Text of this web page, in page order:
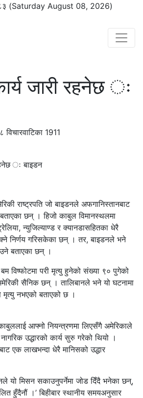
(Saturday August 08, 2026)
जारी रहनेछ ः
विचारवाटिका 1911
राष्ट्रपति जो बाइडनले अफगानिस्तानबाट
बताएका छन् । हिजो काबुल विमानस्थलमा
न्युजिल्याण्ड र क्यानडासहितका धेरै
निर्णय गरिसकेका छन् । तर, बाइडनले भने
बताएका छन् ।
बम विष्फोटमा परी मृत्यु हुनेको संख्या ९० पुगेको
सैनिक छन् । तालिबानले भने यो घटनामा
नभएको बताएको छ ।
आफ्नो नियन्त्रणमा लिएसँगै अमेरिकाले
उद्धारको कार्य सुरु गरेको थियो ।
एक लाखभन्दा धेरै मानिसको उद्धार
यो मिसन सकाउनुपर्नेमा जोड दिँदै भनेका छन्,
हुँदैनौं ।’ बिहीबार स्थानीय समयअनुसार